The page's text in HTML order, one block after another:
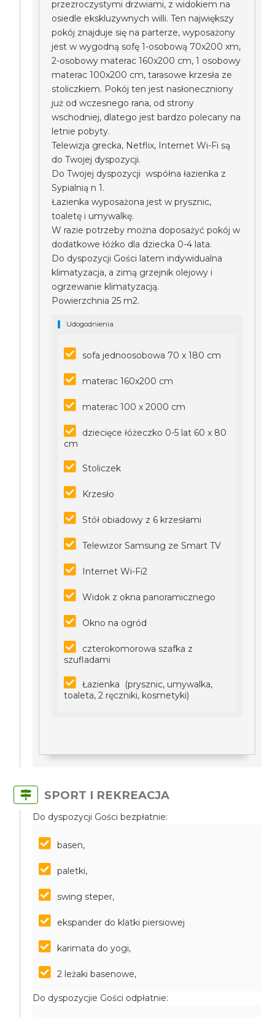
przezroczystymi drzwiami, z widokiem na
osiedle ekskluzywnych willi. Ten największy
pokój znajduje się na parterze, wyposażony
jest w wygodną sofę 1-osobową 70x200 xm,
2-osobowy materac 160x200 cm, 1 osobowy
materac 100x200 cm, tarasowe krzesła ze
stoliczkiem. Pokój ten jest nasłoneczniony
już od wczesnego rana, od strony
wschodniej, dlatego jest bardzo polecany na
letnie pobyty.
Telewizja grecka, Netflix, Internet Wi-Fi są
do Twojej dyspozycji.
Do Twojej dyspozycji współna łazienka z
Sypialnią n 1.
Łazienka wyposażona jest w prysznic,
toaletę i umywalkę.
W razie potrzeby można doposażyć pokój w
dodatkowe łóżko dla dziecka 0-4 lata.
Do dyspozycji Gości latem indywidualna
klimatyzacja, a zimą grzejnik olejowy i
ogrzewanie klimatyzacją.
Powierzchnia 25 m2.
Udogodnienia
sofa jednoosobowa 70 x 180 cm
materac 160x200 cm
materac 100 x 2000 cm
dziecięce łóżeczko 0-5 lat 60 x 80
cm
Stoliczek
Krzesło
Stół obiadowy z 6 krzesłami
Telewizor Samsung ze Smart TV
Internet Wi-Fi2
Widok z okna panoramicznego
Okno na ogród
czterokomorowa szafka z
szufladami
Łazienka (prysznic, umywalka,
toaleta, 2 ręczniki, kosmetyki)
SPORT I REKREACJA
Do dyspozycji Gości bezpłatnie:
basen,
paletki,
swing steper,
ekspander do klatki piersiowej
karimata do yogi,
2 leżaki basenowe,
Do dyspozycjie Gości odpłatnie: